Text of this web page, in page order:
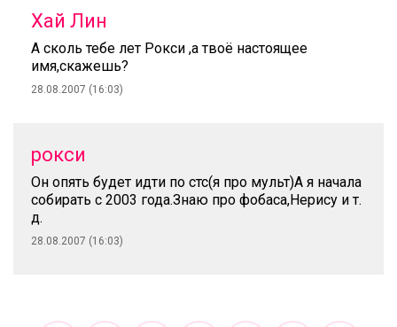
Хай Лин
А сколь тебе лет Рокси ,а твоё настоящее
имя,скажешь?
28.08.2007 (16:03)
рокси
Он опять будет идти по стс(я про мульт)А я начала
собирать с 2003 года.Знаю про фобаса,Нерису и т.
д.
28.08.2007 (16:03)